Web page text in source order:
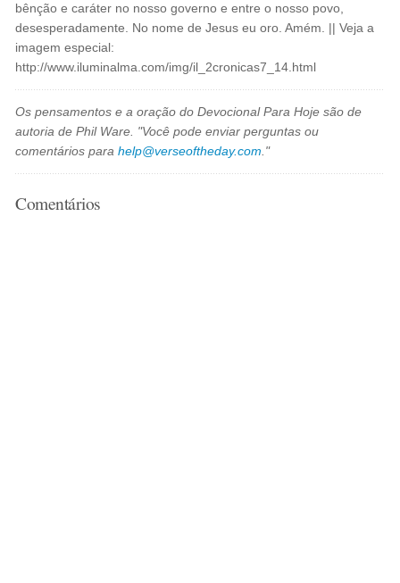
bênção e caráter no nosso governo e entre o nosso povo,
desesperadamente. No nome de Jesus eu oro. Amém. || Veja a
imagem especial:
http://www.iluminalma.com/img/il_2cronicas7_14.html
Os pensamentos e a oração do Devocional Para Hoje são de
autoria de Phil Ware. "Você pode enviar perguntas ou
comentários parahelp@verseoftheday.com ."
Comentários